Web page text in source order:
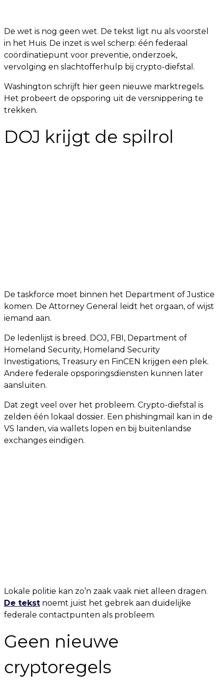
De wet is nog geen wet. De tekst ligt nu als voorstel
in het Huis. De inzet is wel scherp: één federaal
coördinatiepunt voor preventie, onderzoek,
vervolging en slachtofferhulp bij crypto-diefstal.
Washington schrijft hier geen nieuwe marktregels.
Het probeert de opsporing uit de versnippering te
trekken.
DOJ krijgt de spilrol
De taskforce moet binnen het Department of Justice
komen. De Attorney General leidt het orgaan, of wijst
iemand aan.
De ledenlijst is breed. DOJ, FBI, Department of
Homeland Security, Homeland Security
Investigations, Treasury en FinCEN krijgen een plek.
Andere federale opsporingsdiensten kunnen later
aansluiten.
Dat zegt veel over het probleem. Crypto-diefstal is
zelden één lokaal dossier. Een phishingmail kan in de
VS landen, via wallets lopen en bij buitenlandse
exchanges eindigen.
Lokale politie kan zo’n zaak vaak niet alleen dragen.
De tekst noemt juist het gebrek aan duidelijke
federale contactpunten als probleem.
Geen nieuwe
cryptoregels